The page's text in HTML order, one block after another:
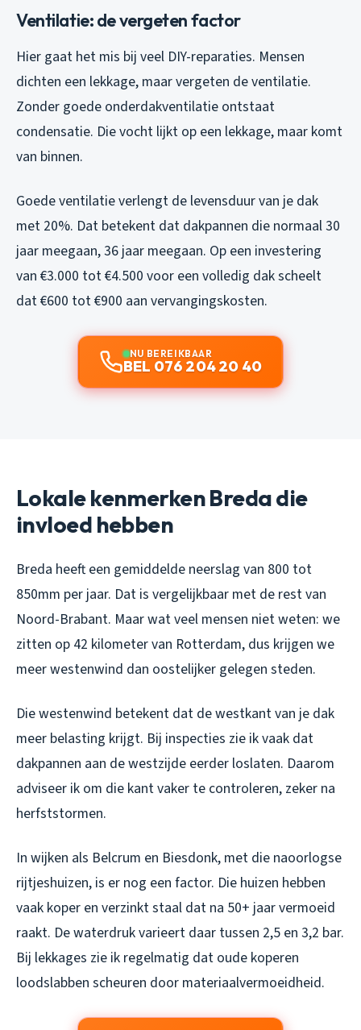
Ventilatie: de vergeten factor
Hier gaat het mis bij veel DIY-reparaties. Mensen
dichten een lekkage, maar vergeten de ventilatie.
Zonder goede onderdakventilatie ontstaat
condensatie. Die vocht lijkt op een lekkage, maar komt
van binnen.
Goede ventilatie verlengt de levensduur van je dak
met 20%. Dat betekent dat dakpannen die normaal 30
jaar meegaan, 36 jaar meegaan. Op een investering
van €3.000 tot €4.500 voor een volledig dak scheelt
dat €600 tot €900 aan vervangingskosten.
NU BEREIKBAAR
BEL 076 204 20 40
Lokale kenmerken Breda die
invloed hebben
Breda heeft een gemiddelde neerslag van 800 tot
850mm per jaar. Dat is vergelijkbaar met de rest van
Noord-Brabant. Maar wat veel mensen niet weten: we
zitten op 42 kilometer van Rotterdam, dus krijgen we
meer westenwind dan oostelijker gelegen steden.
Die westenwind betekent dat de westkant van je dak
meer belasting krijgt. Bij inspecties zie ik vaak dat
dakpannen aan de westzijde eerder loslaten. Daarom
adviseer ik om die kant vaker te controleren, zeker na
herfststormen.
In wijken als Belcrum en Biesdonk, met die naoorlogse
rijtjeshuizen, is er nog een factor. Die huizen hebben
vaak koper en verzinkt staal dat na 50+ jaar vermoeid
raakt. De waterdruk varieert daar tussen 2,5 en 3,2 bar.
Bij lekkages zie ik regelmatig dat oude koperen
loodslabben scheuren door materiaalvermoeidheid.